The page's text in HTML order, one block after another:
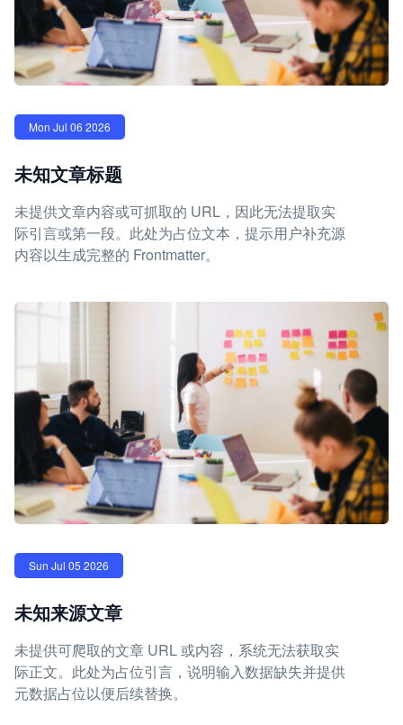
Mon Jul 06 2026
未知文章标题
未提供文章内容或可抓取的 URL，因此无法提取实
际引言或第一段。此处为占位文本，提示用户补充源
内容以生成完整的 Frontmatter。
Sun Jul 05 2026
未知来源文章
未提供可爬取的文章 URL 或内容，系统无法获取实
际正文。此处为占位引言，说明输入数据缺失并提供
元数据占位以便后续替换。